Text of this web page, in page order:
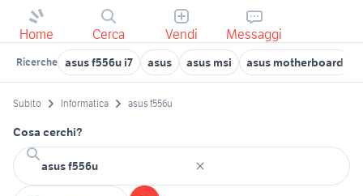
Home Cerca Vendi Messaggi
Ricerche asus f556u i7 asus asus msi asus motherboard
Subito Informatica asus f556u
Cosa cerchi?